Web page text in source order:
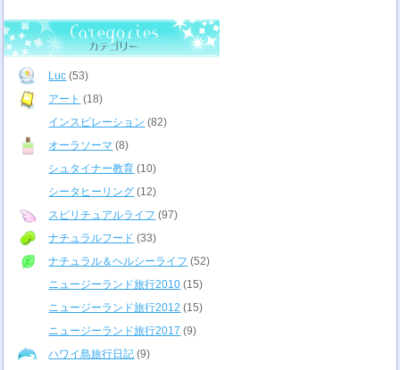
Luc (53)
アート (18)
インスピレーション (82)
オーラソーマ (8)
シュタイナー教育 (10)
シータヒーリング (12)
スピリチュアルライフ (97)
ナチュラルフード (33)
ナチュラル＆ヘルシーライフ (52)
ニュージーランド旅行2010 (15)
ニュージーランド旅行2012 (15)
ニュージーランド旅行2017 (9)
ハワイ島旅行日記 (9)